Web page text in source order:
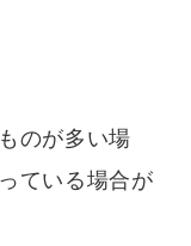
のが多い場
ている場合が